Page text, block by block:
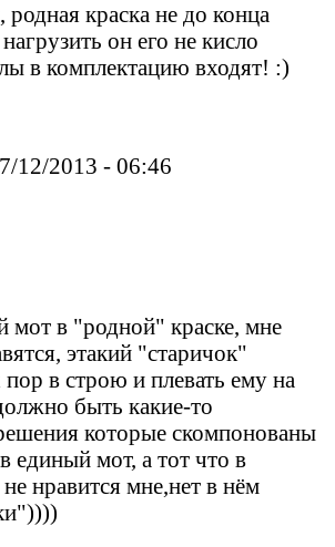
родная краска не до конца
он его не кисло
в комплектацию входят! :)
12/2013 - 06:46
мот в "родной" краске, мне
этакий "старичок"
в строю и плевать ему на
быть какие-то
которые скомпонованы
единый мот, а тот что в
нравится мне,нет в нём